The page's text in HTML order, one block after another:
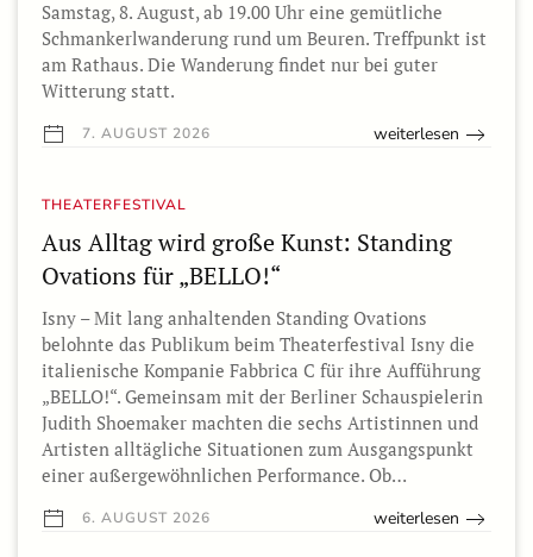
Samstag, 8. August, ab 19.00 Uhr eine gemütliche
Schmankerlwanderung rund um Beuren. Treffpunkt ist
am Rathaus. Die Wanderung findet nur bei guter
Witterung statt.
7. AUGUST 2026 weiterlesen
THEATERFESTIVAL
Aus Alltag wird große Kunst: Standing
Ovations für „BELLO!“
Isny – Mit lang anhaltenden Standing Ovations
belohnte das Publikum beim Theaterfestival Isny die
italienische Kompanie Fabbrica C für ihre Aufführung
„BELLO!“. Gemeinsam mit der Berliner Schauspielerin
Judith Shoemaker machten die sechs Artistinnen und
Artisten alltägliche Situationen zum Ausgangspunkt
einer außergewöhnlichen Performance. Ob…
6. AUGUST 2026 weiterlesen